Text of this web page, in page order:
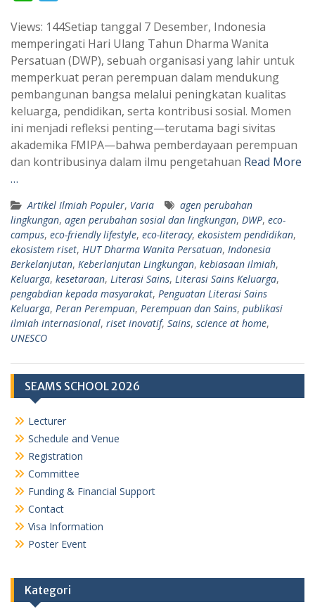
a
t
s
A
p
p
l
e
g
r
a
m
Views: 144Setiap tanggal 7 Desember, Indonesia
memperingati Hari Ulang Tahun Dharma Wanita
Persatuan (DWP), sebuah organisasi yang lahir untuk
memperkuat peran perempuan dalam mendukung
pembangunan bangsa melalui peningkatan kualitas
keluarga, pendidikan, serta kontribusi sosial. Momen
ini menjadi refleksi penting—terutama bagi sivitas
akademika FMIPA—bahwa pemberdayaan perempuan
dan kontribusinya dalam ilmu pengetahuan Read More
…
Artikel Ilmiah Populer, Varia
agen perubahan
lingkungan, agen perubahan sosial dan lingkungan, DWP, eco-
campus, eco-friendly lifestyle, eco-literacy, ekosistem pendidikan,
ekosistem riset, HUT Dharma Wanita Persatuan, Indonesia
Berkelanjutan, Keberlanjutan Lingkungan, kebiasaan ilmiah,
Keluarga, kesetaraan, Literasi Sains, Literasi Sains Keluarga,
pengabdian kepada masyarakat, Penguatan Literasi Sains
Keluarga, Peran Perempuan, Perempuan dan Sains, publikasi
ilmiah internasional, riset inovatif, Sains, science at home,
UNESCO
SEAMS SCHOOL 2026
Lecturer
Schedule and Venue
Registration
Committee
Funding & Financial Support
Contact
Visa Information
Poster Event
Kategori